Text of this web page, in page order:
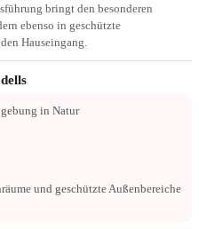
bringt den besonderen
ebenso in geschützte
Hauseingang.
in Natur
und geschützte Außenbereiche